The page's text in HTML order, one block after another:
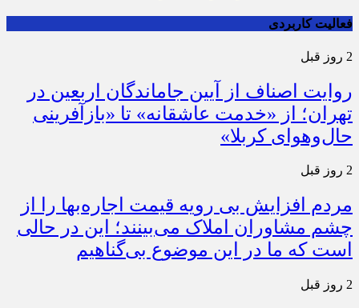
فعالیت کاربردی
2 روز قبل
روایت اصناف از آیین جاماندگان اربعین در
تهران؛ از «خدمت عاشقانه» تا «بازآفرینی
حال‌وهوای کربلا»
2 روز قبل
مردم افزایش بی رویه قیمت اجاره‌بها را از
چشم مشاوران املاک می‌بینند؛ این در حالی
است که ما در این موضوع بی‌گناهیم
2 روز قبل